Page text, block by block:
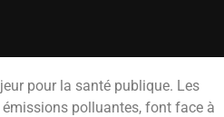
pour la santé publique. Les
polluantes, font face à